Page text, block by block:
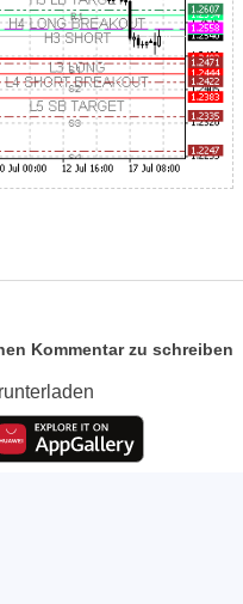
Kommentar zu schreiben